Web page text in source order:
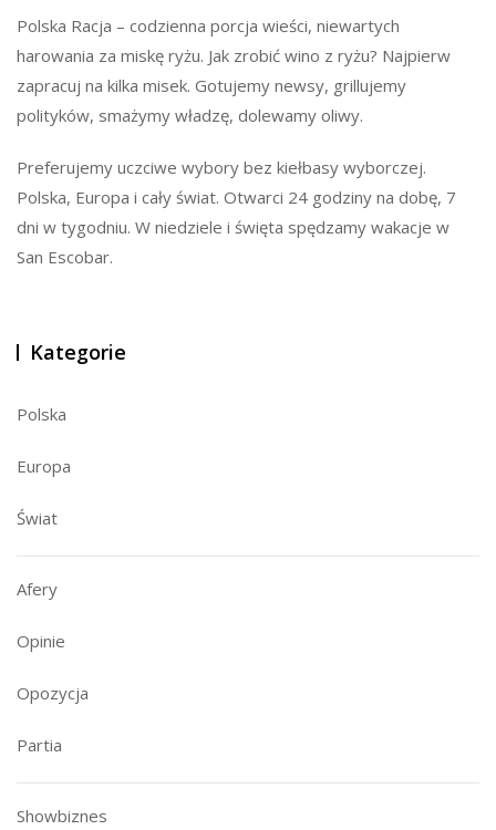
Polska Racja – codzienna porcja wieści, niewartych
harowania za miskę ryżu. Jak zrobić wino z ryżu? Najpierw
zapracuj na kilka misek. Gotujemy newsy, grillujemy
polityków, smażymy władzę, dolewamy oliwy.
Preferujemy uczciwe wybory bez kiełbasy wyborczej.
Polska, Europa i cały świat. Otwarci 24 godziny na dobę, 7
dni w tygodniu. W niedziele i święta spędzamy wakacje w
San Escobar.
Kategorie
Polska
Europa
Świat
Afery
Opinie
Opozycja
Partia
Showbiznes